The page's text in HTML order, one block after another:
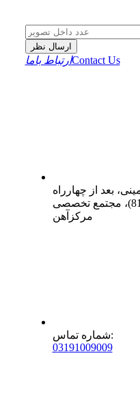
ارسال نظر
ارتباط باماContact Us
بعد از چهارراه
شریف، نبش کوچه عدالت(81)، مجتمع تخصصی
مرکزآهن
شماره تماس:
03191009009